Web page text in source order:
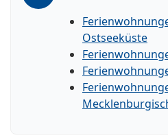
Ostseeküste